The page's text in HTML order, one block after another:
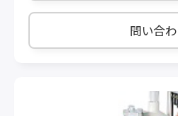
0.8ｋw (ローラー0.4kw
＝0.4kw) 重量 250kg 能
問い合